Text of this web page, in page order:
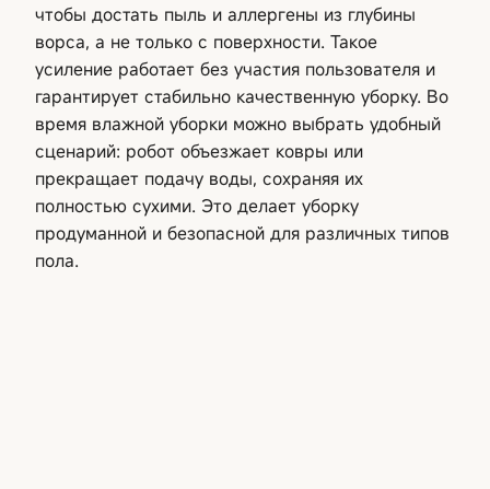
чтобы достать пыль и аллергены из глубины
ворса, а не только с поверхности. Такое
усиление работает без участия пользователя и
гарантирует стабильно качественную уборку. Во
время влажной уборки можно выбрать удобный
сценарий: робот объезжает ковры или
прекращает подачу воды, сохраняя их
полностью сухими. Это делает уборку
продуманной и безопасной для различных типов
пола.